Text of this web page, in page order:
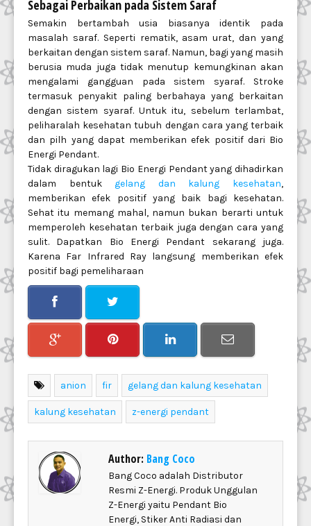
Sebagai Perbaikan pada Sistem Saraf
Semakin bertambah usia biasanya identik pada
masalah saraf. Seperti rematik, asam urat, dan yang
berkaitan dengan sistem saraf. Namun, bagi yang masih
berusia muda juga tidak menutup kemungkinan akan
mengalami gangguan pada sistem syaraf. Stroke
termasuk penyakit paling berbahaya yang berkaitan
dengan sistem syaraf. Untuk itu, sebelum terlambat,
peliharalah kesehatan tubuh dengan cara yang terbaik
dan pilh yang dapat memberikan efek positif dari Bio
Energi Pendant.
Tidak diragukan lagi Bio Energi Pendant yang dihadirkan
dalam bentuk gelang dan kalung kesehatan,
memberikan efek positif yang baik bagi kesehatan.
Sehat itu memang mahal, namun bukan berarti untuk
memperoleh kesehatan terbaik juga dengan cara yang
sulit. Dapatkan Bio Energi Pendant sekarang juga.
Karena Far Infrared Ray langsung memberikan efek
positif bagi pemeliharaan
anion fir gelang dan kalung kesehatan
kalung kesehatan z-energi pendant
Author: Bang Coco
Bang Coco adalah Distributor
Resmi Z-Energi. Produk Unggulan
Z-Energi yaitu Pendant Bio
Energi, Stiker Anti Radiasi dan